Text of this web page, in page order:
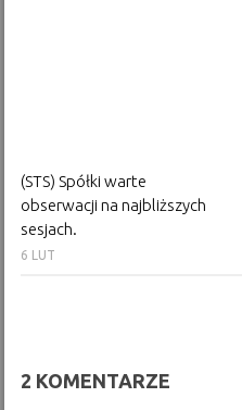
(STS) Spółki warte
obserwacji na najbliższych
sesjach.
6 LUT
2 KOMENTARZE